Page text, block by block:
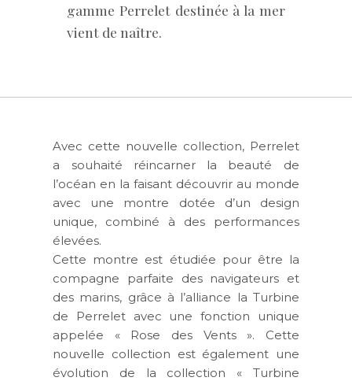
gamme Perrelet destinée à la mer
vient de naître.
Avec cette nouvelle collection, Perrelet
a souhaité réincarner la beauté de
l’océan en la faisant découvrir au monde
avec une montre dotée d’un design
unique, combiné à des performances
élevées.
Cette montre est étudiée pour être la
compagne parfaite des navigateurs et
des marins, grâce à l’alliance la Turbine
de Perrelet avec une fonction unique
appelée « Rose des Vents ». Cette
nouvelle collection est également une
évolution de la collection « Turbine